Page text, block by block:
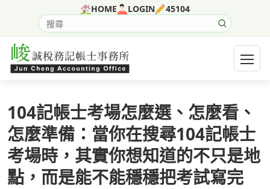
HOME LOGIN 45104
搜尋網站內容
開啟
104記帳士考場怎麼選、怎麼看、
怎麼準備：當你在搜尋104記帳士
考場時，其實你想知道的不只是地
點，而是能不能穩穩把考試寫完